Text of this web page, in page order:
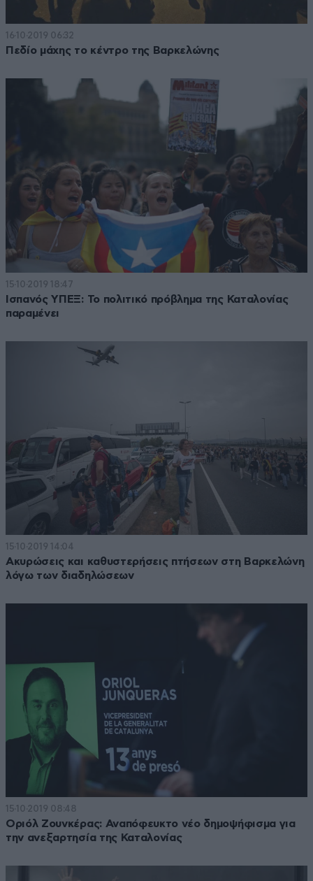
16·10·2019 06:32
Πεδίο μάχης το κέντρο της Βαρκελώνης
15·10·2019 18:47
Ισπανός ΥΠΕΞ: Το πολιτικό πρόβλημα της Καταλονίας
παραμένει
15·10·2019 14:04
Ακυρώσεις και καθυστερήσεις πτήσεων στη Βαρκελώνη
λόγω των διαδηλώσεων
15·10·2019 08:48
Οριόλ Ζουνκέρας: Αναπόφευκτο νέο δημοψήφισμα για
την ανεξαρτησία της Καταλονίας